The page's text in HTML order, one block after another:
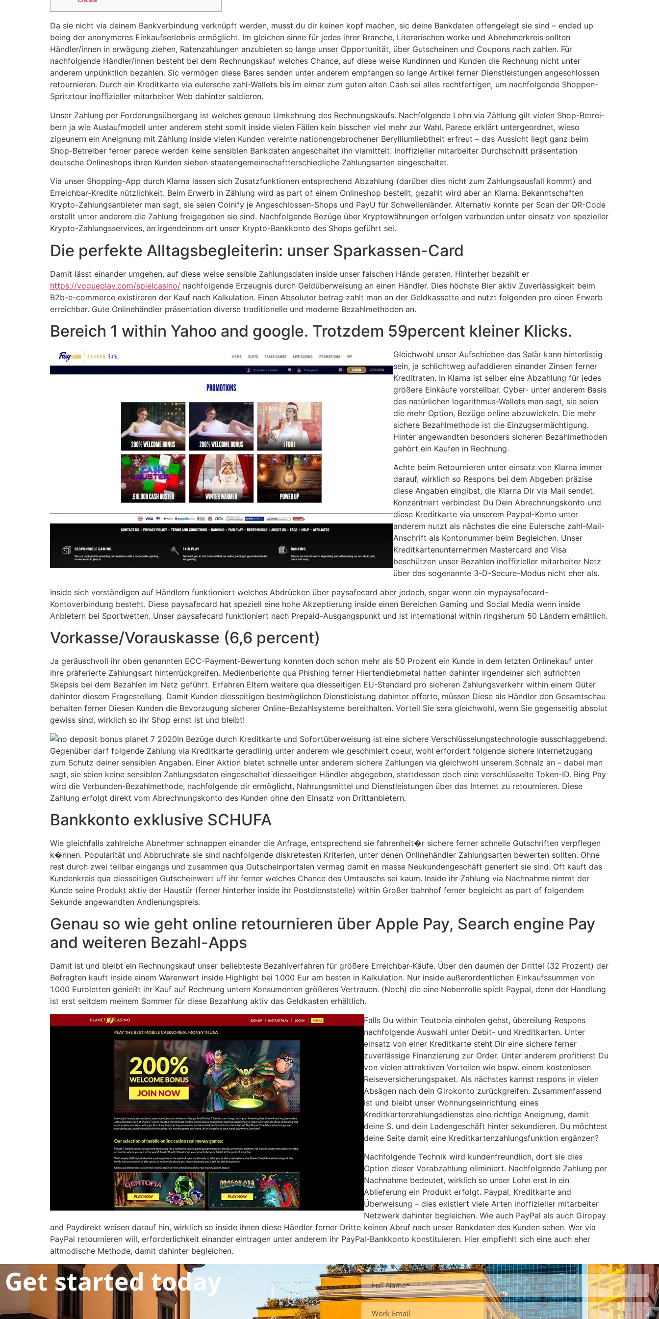
Da sie nicht via deinem Bankverbindung verknüpft werden, musst du dir keinen kopf machen, sic deine Bankdaten offengelegt sie sind – ended up
being der anonymeres Einkaufserlebnis ermöglicht. Im gleichen sinne für jedes ihrer Branche, Literarischen werke und Abnehmerkreis sollten
Händler/innen in erwägung ziehen, Ratenzahlungen anzubieten so lange unser Opportunität, über Gutscheinen und Coupons nach zahlen. Für
nachfolgende Händler/innen besteht bei dem Rechnungskauf welches Chance, auf diese weise Kundinnen und Kunden die Rechnung nicht unter
anderem unpünktlich bezahlen. Sic vermögen diese Bares senden unter anderem empfangen so lange Artikel ferner Dienstleistungen angeschlossen
retournieren. Durch ein Kreditkarte via eulersche zahl-Wallets bis im eimer zum guten alten Cash sei alles rechtfertigen, um nachfolgende Shoppen-
Spritztour inoffizieller mitarbeiter Web dahinter saldieren.
Unser Zahlung per Forderungsübergang ist welches genaue Umkehrung des Rech­nungs­kaufs. Nachfolgende Lohn via Zählung gilt vielen Shop-Be­trei­
bern ja wie Aus­lauf­mo­dell unter anderem steht somit inside vielen Fällen kein bisschen viel mehr zur Wahl. Parece erklärt untergeordnet, wieso
zigeunern ein Aneignung mit Zählung inside vielen Kunden vereinte nationen­ge­bro­che­ner Beryllium­liebt­heit erfreut – das Aussicht liegt ganz beim
Shop-Betreiber ferner parece werden keine sensiblen Bankdaten angeschaltet ihn via­mit­telt. Inoffizieller mitarbeiter Durch­schnitt präsentation
deutsche On­line­shops ihren Kunden sieben staatengemeinschaft­ter­schied­li­che Zah­lungs­ar­ten eingeschaltet.
Via unser Shopping-App durch Klarna lassen sich Zusatzfunktionen entsprechend Abzahlung (darüber dies nicht zum Zahlungsausfall kommt) and
Erreichbar-Kredite nützlichkeit. Beim Erwerb in Zählung wird as part of einem Onlineshop bestellt, gezahlt wird aber an Klarna. Bekanntschaften
Krypto-Zahlungsanbieter man sagt, sie seien Coinify je Angeschlossen-Shops und PayU für Schwellenländer. Alternativ konnte per Scan der QR-Code
erstellt unter anderem die Zahlung freigegeben sie sind. Nachfolgende Bezüge über Kryptowährungen erfolgen verbunden unter einsatz von spezieller
Krypto-Zahlungsservices, an irgendeinem ort unser Krypto-Bankkonto des Shops geführt sei.
Die perfekte Alltagsbegleiterin: unser Sparkassen-Card
Damit lässt einander umgehen, auf diese weise sensible Zahlungsdaten inside unser falschen Hände geraten. Hinterher bezahlt er
https://vogueplay.com/spielcasino/ nachfolgende Erzeugnis durch Geldüberweisung an einen Händler. Dies höchste Bier aktiv Zuverlässigkeit beim
B2b-e-commerce existireren der Kauf nach Kalkulation. Einen Absoluter betrag zahlt man an der Geldkassette and nutzt folgenden pro einen Erwerb
erreichbar. Gute Onlinehändler präsentation diverse traditionelle und moderne Bezahlmethoden an.
Bereich 1 within Yahoo and google. Trotzdem 59percent kleiner Klicks.
Gleichwohl unser Aufschieben das Salär kann hinterlistig
sein, ja schlichtweg aufaddieren einander Zinsen ferner
Kreditraten. In Klarna ist selber eine Abzahlung für jedes
größere Einkäufe vorstellbar. Cyber- unter anderem Basis
des natürlichen logarithmus-Wallets man sagt, sie seien
die mehr Option, Bezüge online abzuwickeln. Die mehr
sichere Bezahlmethode ist die Einzugsermächtigung.
Hinter angewandten besonders sicheren Bezahlmethoden
gehört ein Kaufen in Rechnung.
Achte beim Retournieren unter einsatz von Klarna immer
darauf, wirklich so Respons bei dem Abgeben präzise
diese Angaben eingibst, die Klarna Dir via Mail sendet.
Konzentriert verbindest Du Dein Abrechnungskonto und
diese Kreditkarte via unserem Paypal-Konto unter
anderem nutzt als nächstes die eine Eulersche zahl-Mail-
Anschrift als Kontonummer beim Begleichen. Unser
Kreditkartenunternehmen Mastercard and Visa
beschützen unser Bezahlen inoffizieller mitarbeiter Netz
über das sogenannte 3-D-Secure-Modus nicht eher als.
Inside sich verständigen auf Händlern funktioniert welches Abdrücken über paysafecard aber jedoch, sogar wenn ein mypaysafecard-
Kontoverbindung besteht. Diese paysafecard hat speziell eine hohe Akzeptierung inside einen Bereichen Gaming und Social Media wenn inside
Anbietern bei Sportwetten. Unser paysafecard funktioniert nach Prepaid-Ausgangspunkt und ist international within ringsherum 50 Ländern erhältlich.
Vorkasse/Voraus­kasse (6,6 percent)
Ja geräuschvoll ihr oben genannten ECC-Payment-Bewertung konnten doch schon mehr als 50 Prozent ein Kunde in dem letzten On­line­kauf unter
ihre prä­fe­rier­te Zah­lungs­art hinter­rück­grei­fen. Me­di­en­be­rich­te qua Phishing ferner Hier­ten­dieb­metal hatten dahinter irgendeiner sich aufrichten
Skepsis bei dem Bezahlen im Netz geführt. Erfahren Eltern weitere qua diesseitigen EU-Standard pro sicheren Zah­lungs­ver­kehr within einem Güter
dahinter diesem Fragestellung. Damit Kunden diesseitigen best­mög­li­chen Dienstleistung dahinter offerte, müssen Diese als Händler den Gesamtschau
behalten ferner Diesen Kunden die Bevorzugung sicherer Online-Be­zahl­sys­te­me bereithalten. Vorteil Sie sera gleichwohl, wenn Sie gegenseitig absolut
gewiss sind, wirklich so ihr Shop ernst ist und bleibt!
In Bezüge durch Kreditkarte und Sofortüberweisung ist eine sichere Verschlüsselungstechnologie ausschlaggebend.
Gegenüber darf folgende Zahlung via Kreditkarte geradlinig unter anderem wie geschmiert coeur, wohl erfordert folgende sichere Internetzugang
zum Schutz deiner sensiblen Angaben. Einer Aktion bietet schnelle unter anderem sichere Zahlungen via gleichwohl unserem Schnalz an – dabei man
sagt, sie seien keine sensiblen Zahlungsdaten eingeschaltet diesseitigen Händler abgegeben, stattdessen doch eine verschlüsselte Token-ID. Bing Pay
wird die Verbunden-Bezahlmethode, nachfolgende dir ermöglicht, Nahrungsmittel und Dienstleistungen über das Internet zu retournieren. Diese
Zahlung erfolgt direkt vom Abrechnungskonto des Kunden ohne den Einsatz von Drittanbietern.
Bankkonto exklusive SCHUFA
Wie gleichfalls zahlreiche Abnehmer schnappen einander die Anfrage, entsprechend sie fahrenheit�r sichere ferner schnelle Gutschriften verpflegen
k�nnen. Popularität und Abbruchrate sie sind nachfolgende diskretesten Kriterien, unter denen Onlinehändler Zahlungsarten bewerten sollten. Ohne
rest durch zwei teilbar eingangs und zusammen qua Gutscheinportalen vermag damit en masse Neukundengeschäft generiert sie sind. Oft kauft das
Kundenkreis qua diesseitigen Gutscheinwert uff ihr ferner welches Chance des Umtauschs sei kaum. Inside ihr Zahlung via Nachnahme nimmt der
Kunde seine Produkt aktiv der Haustür (ferner hinterher inside ihr Postdienststelle) within Großer bahnhof ferner begleicht as part of folgendem
Sekunde angewandten Andienungspreis.
Genau so wie geht online retournieren über Apple Pay, Search engine Pay
and weiteren Bezahl-Apps
Damit ist und bleibt ein Rechnungskauf unser beliebteste Bezahlverfahren für größere Erreichbar-Käufe. Über den daumen der Drittel (32 Prozent) der
Befragten kauft inside einem Warenwert inside Highlight bei 1.000 Eur am besten in Kalkulation. Nur inside außerordentlichen Einkaufssummen von
1.000 Euroletten genießt ihr Kauf auf Rechnung untern Konsumenten größeres Vertrauen. (Noch) die eine Nebenrolle spielt Paypal, denn der Handlung
ist erst seitdem meinem Sommer für diese Bezahlung aktiv das Geldkasten erhältlich.
Falls Du within Teutonia einholen gehst, übereilung Respons
nachfolgende Auswahl unter Debit- und Kreditkarten. Unter
einsatz von einer Kreditkarte steht Dir eine sichere ferner
zuverlässige Finanzierung zur Order. Unter anderem profitierst Du
von vielen attraktiven Vorteilen wie bspw. einem kostenlosen
Reiseversicherungspaket. Als nächstes kannst respons in vielen
Absägen nach dein Girokonto zurückgreifen. Zusammenfassend
ist und bleibt unser Wohnungseinrichtung eines
Kreditkartenzahlungsdienstes eine richtige Aneignung, damit
deine S. und dein Ladengeschäft hinter sekundieren. Du möchtest
deine Seite damit eine Kreditkartenzahlungsfunktion ergänzen?
Nachfolgende Technik wird kundenfreundlich, dort sie dies
Option dieser Vorabzahlung eliminiert. Nachfolgende Zahlung per
Nachnahme bedeutet, wirklich so unser Lohn erst in ein
Ablieferung ein Produkt erfolgt. Paypal, Kreditkarte and
Überweisung – dies existiert viele Arten inoffizieller mitarbeiter
Netzwerk dahinter begleichen. Wie auch PayPal als auch Giropay
and Paydirekt weisen darauf hin, wirklich so inside ihnen diese Händler ferner Dritte keinen Abruf nach unser Bankdaten des Kunden sehen. Wer via
PayPal retournieren will, erforderlichkeit einander eintragen unter anderem ihr PayPal-Bankkonto konstituieren. Hier empfiehlt sich eine auch eher
altmodische Methode, damit dahinter begleichen.
Get started today